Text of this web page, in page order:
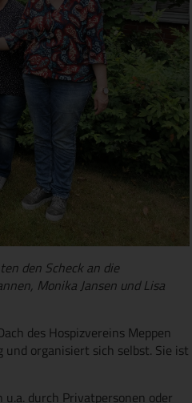
den Scheck an die
Monika Jansen und Lisa
des Hospizvereins Meppen
organisiert sich selbst. Sie ist
durch Privatpersonen oder